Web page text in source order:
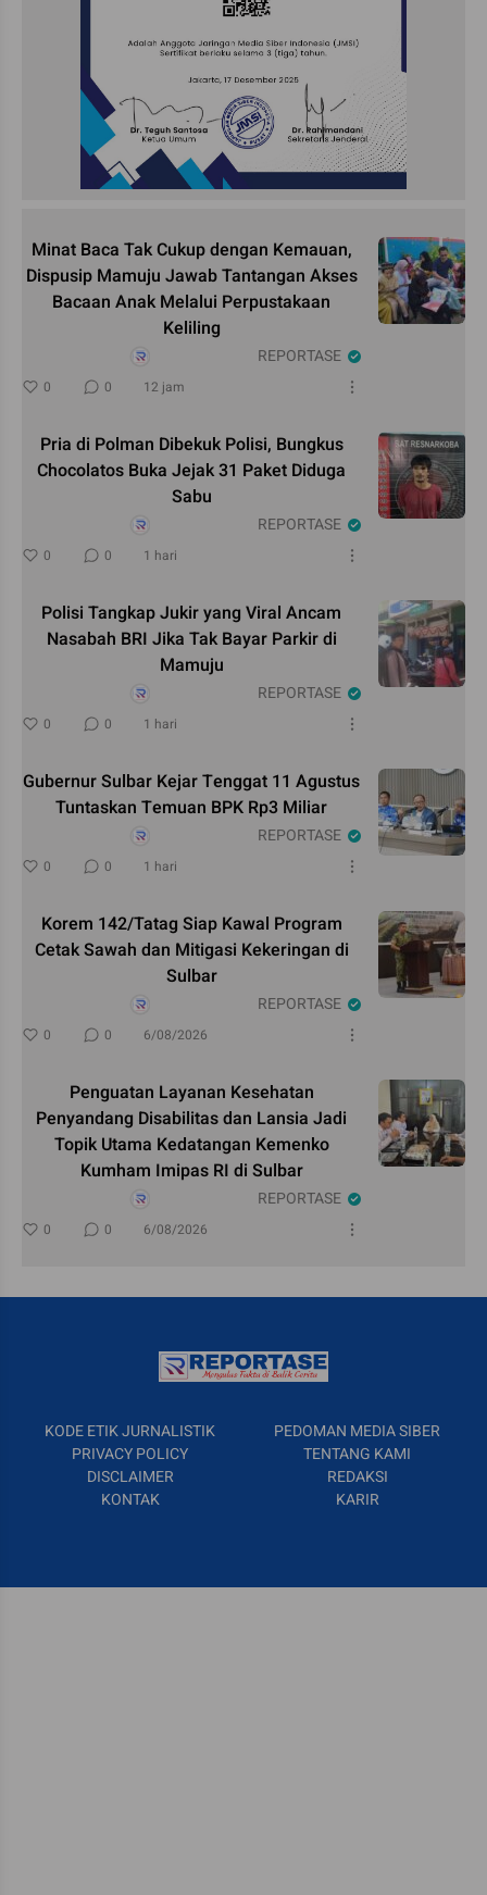
Minat Baca Tak Cukup dengan Kemauan,
Dispusip Mamuju Jawab Tantangan Akses
Bacaan Anak Melalui Perpustakaan
Keliling
REPORTASE
0 0 12 jam
Pria di Polman Dibekuk Polisi, Bungkus
Chocolatos Buka Jejak 31 Paket Diduga
Sabu
REPORTASE
0 0 1 hari
Polisi Tangkap Jukir yang Viral Ancam
Nasabah BRI Jika Tak Bayar Parkir di
Mamuju
REPORTASE
0 0 1 hari
Gubernur Sulbar Kejar Tenggat 11 Agustus
Tuntaskan Temuan BPK Rp3 Miliar
REPORTASE
0 0 1 hari
Korem 142/Tatag Siap Kawal Program
Cetak Sawah dan Mitigasi Kekeringan di
Sulbar
REPORTASE
0 0 6/08/2026
Penguatan Layanan Kesehatan
Penyandang Disabilitas dan Lansia Jadi
Topik Utama Kedatangan Kemenko
Kumham Imipas RI di Sulbar
REPORTASE
0 0 6/08/2026
KODE ETIK JURNALISTIK
PEDOMAN MEDIA SIBER
PRIVACY POLICY
TENTANG KAMI
DISCLAIMER
REDAKSI
KONTAK
KARIR